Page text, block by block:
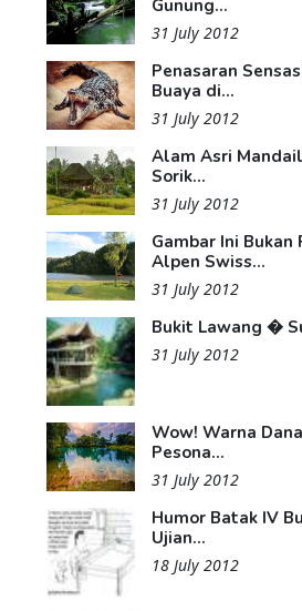
Gunung...
31 July 2012
Penasaran
Buaya di...
31 July 2012
Alam Asri
Sorik...
31 July 2012
Gambar Ini Bukan
Alpen Swiss...
31 July 2012
Bukit Lawang �
31 July 2012
Wow! Warna
Pesona...
31 July 2012
Humor Batak IV
Ujian...
18 July 2012